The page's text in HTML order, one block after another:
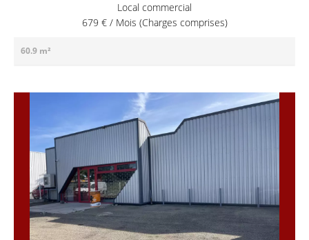
Local commercial
679 € / Mois (Charges comprises)
60.9 m²